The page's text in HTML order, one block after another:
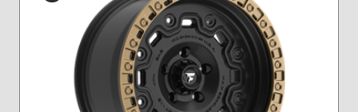
Siège
conique